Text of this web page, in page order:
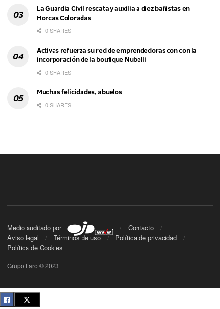
La Guardia Civil rescata y auxilia a diez bañistas en
Horcas Coloradas
0 SHARES
Activas refuerza su red de emprendedoras con con la
incorporación de la boutique Nubelli
0 SHARES
Muchas felicidades, abuelos
0 SHARES
Medio auditado por
Contacto
Aviso legal
Términos de uso
Política de privacidad
Política de Cookies
Grupo Faro © 2023